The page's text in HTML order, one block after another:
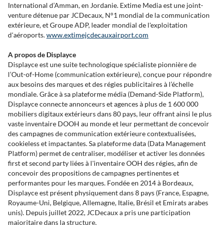
International d’Amman, en Jordanie. Extime Media est une joint-
venture détenue par JCDecaux, N°1 mondial de la communication
extérieure, et Groupe ADP, leader mondial de l'exploitation
d'aéroports.www.extimejcdecauxairport.com
A propos de Displayce
Displayce est une suite technologique spécialiste pionnière de
l’Out-of-Home (communication extérieure), conçue pour répondre
aux besoins des marques et des régies publicitaires à l’échelle
mondiale. Grâce à sa plateforme média (Demand-Side Platform),
Displayce connecte annonceurs et agences à plus de 1 600 000
mobiliers digitaux extérieurs dans 80 pays, leur offrant ainsi le plus
vaste inventaire DOOH au monde et leur permettant de concevoir
des campagnes de communication extérieure contextualisées,
cookieless et impactantes. Sa plateforme data (Data Management
Platform) permet de centraliser, modéliser et activer les données
first et second party liées à l'inventaire OOH des régies, afin de
concevoir des propositions de campagnes pertinentes et
performantes pour les marques. Fondée en 2014 à Bordeaux,
Displayce est présent physiquement dans 8 pays (France, Espagne,
Royaume-Uni, Belgique, Allemagne, Italie, Brésil et Emirats arabes
unis). Depuis juillet 2022, JCDecaux a pris une participation
majoritaire dans la structure.